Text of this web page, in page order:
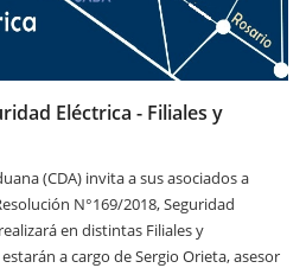
Eléctrica - Filiales y
(CDA) invita a sus asociados a
N°169/2018, Seguridad
en distintas Filiales y
a cargo de Sergio Orieta, asesor